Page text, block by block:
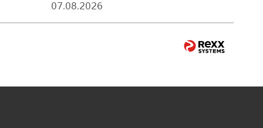
07.08.2026